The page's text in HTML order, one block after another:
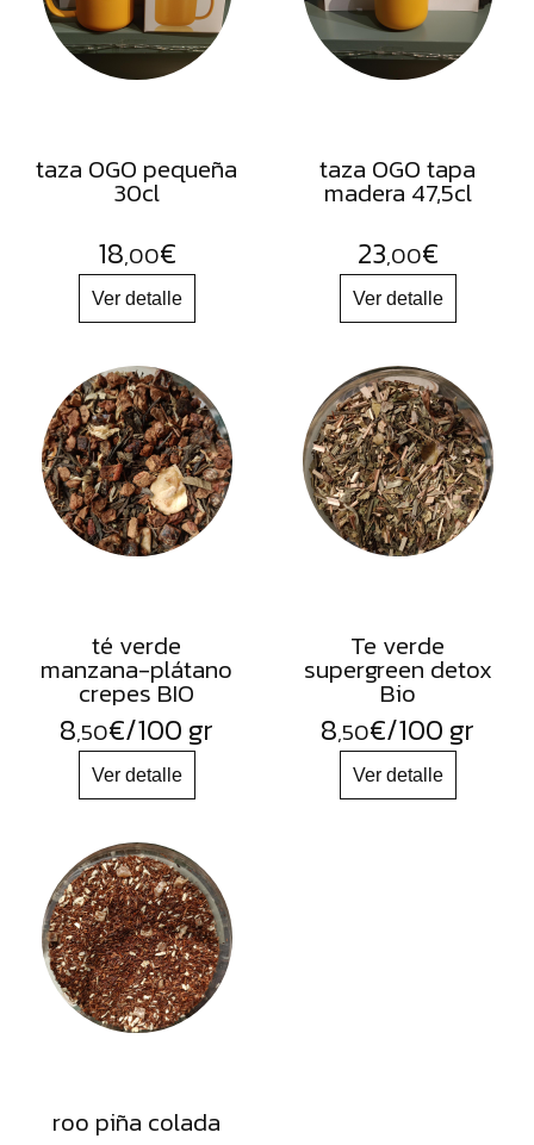
FRUTOS
SECOS
SAL
HARINAS
ACEITES
FLORES
PRODUCTOS
ACCESORIOS
ALIMENTOS
DESHIDRATADOS
taza OGO pequeña
30cl
18,00€
taza OGO tapa
madera 47,5cl
23,00€
té verde
manzana-plátano
crepes BIO
8,50€/100 gr
Te verde
supergreen detox
Bio
8,50€/100 gr
roo piña colada